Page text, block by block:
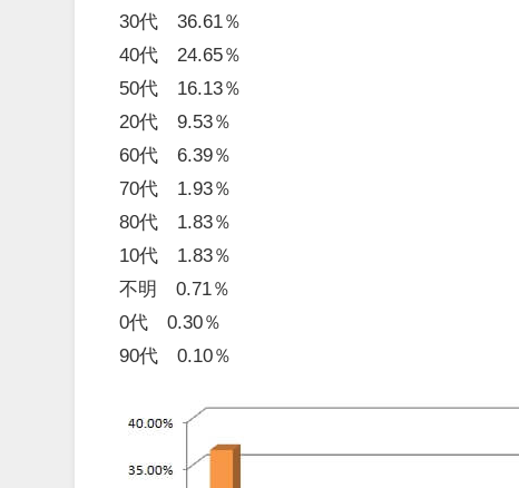
30代 36.61％
40代 24.65％
50代 16.13％
20代 9.53％
60代 6.39％
70代 1.93％
80代 1.83％
10代 1.83％
不明 0.71％
0代 0.30％
90代 0.10％